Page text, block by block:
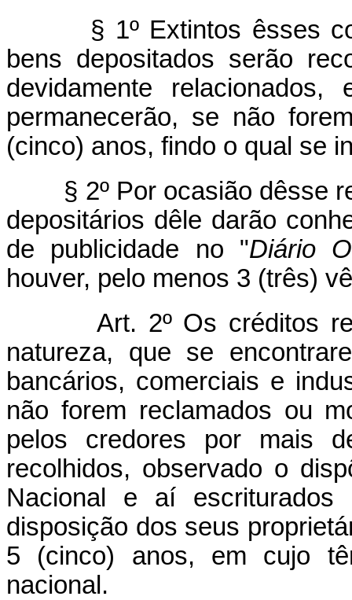
§ 1º Extintos êsses
bens depositados serão
devidamente
permanecerão, se não
(cinco) anos, findo o qual se
§ 2º Por ocasião dêsse
depositários dêle darão
de publicidade no "Diário
houver, pelo menos 3 (três)
Art. 2º Os créditos
natureza, que se
bancários, comerciais e
não forem reclamados ou
pelos credores por mais
recolhidos, observado o
Nacional e aí
disposição dos seus
5 (cinco) anos, em cujo
nacional.